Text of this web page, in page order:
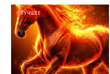
ЛУЧШЕЕ